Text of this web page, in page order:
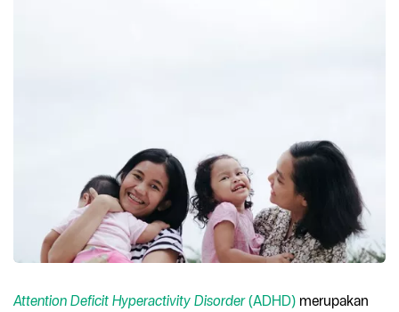
Attention Deficit Hyperactivity Disorder(ADHD) merupakan